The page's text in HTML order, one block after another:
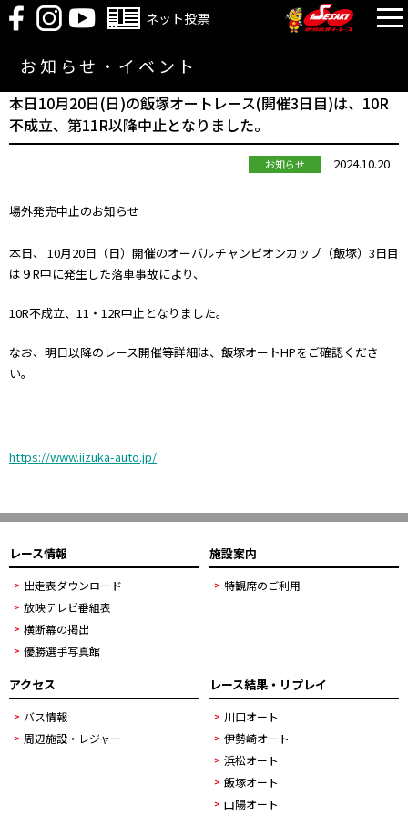
ネット投票
お知らせ・イベント
本日10月20日(日)の飯塚オートレース(開催3日目)は、10R
不成立、第11R以降中止となりました。
お知らせ 2024.10.20
場外発売中止のお知らせ
本日、 10月20日（日）開催のオーバルチャンピオンカップ（飯塚）3日目
は９R中に発生した落車事故により、
10R不成立、11・12R中止となりました。
なお、明日以降のレース開催等詳細は、飯塚オートHPをご確認くださ
い。
https://www.iizuka-auto.jp/
レース情報
出走表ダウンロード
放映テレビ番組表
横断幕の掲出
優勝選手写真館
施設案内
特観席のご利用
アクセス
バス情報
周辺施設・レジャー
レース結果・リプレイ
川口オート
伊勢崎オート
浜松オート
飯塚オート
山陽オート